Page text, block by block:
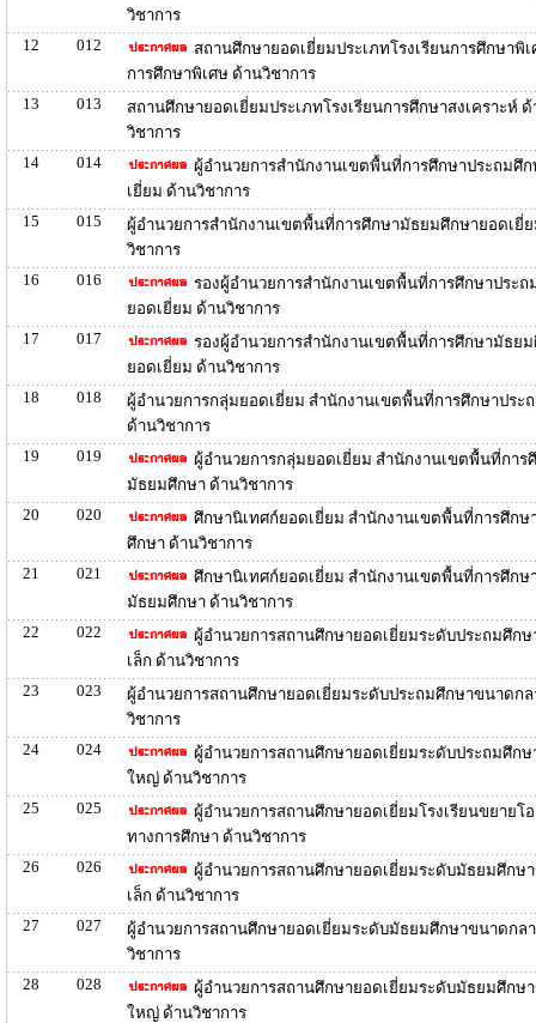
วิชาการ
12
012
สถานศึกษายอดเยี่ยมประเภทโรงเรียนการศึกษาพิ
การศึกษาพิเศษ ด้านวิชาการ
13
013
สถานศึกษายอดเยี่ยมประเภทโรงเรียนการศึกษาสงเคราะห์
วิชาการ
14
014
ผู้อำนวยการสำนักงานเขตพื้นที่การศึกษาประถมศึ
เยี่ยม ด้านวิชาการ
15
015
ผู้อำนวยการสำนักงานเขตพื้นที่การศึกษามัธยมศึกษายอดเยี่
วิชาการ
16
016
รองผู้อำนวยการสำนักงานเขตพื้นที่การศึกษาประถ
ยอดเยี่ยม ด้านวิชาการ
17
017
รองผู้อำนวยการสำนักงานเขตพื้นที่การศึกษามัธย
ยอดเยี่ยม ด้านวิชาการ
18
018
ผู้อำนวยการกลุ่มยอดเยี่ยม สำนักงานเขตพื้นที่การศึกษาประ
ด้านวิชาการ
19
019
ผู้อำนวยการกลุ่มยอดเยี่ยม สำนักงานเขตพื้นที่การ
มัธยมศึกษา ด้านวิชาการ
20
020
ศึกษานิเทศก์ยอดเยี่ยม สำนักงานเขตพื้นที่การศึกษ
ศึกษา ด้านวิชาการ
21
021
ศึกษานิเทศก์ยอดเยี่ยม สำนักงานเขตพื้นที่การศึกษ
มัธยมศึกษา ด้านวิชาการ
22
022
ผู้อำนวยการสถานศึกษายอดเยี่ยมระดับประถมศึก
เล็ก ด้านวิชาการ
23
023
ผู้อำนวยการสถานศึกษายอดเยี่ยมระดับประถมศึกษาขนาดกล
วิชาการ
24
024
ผู้อำนวยการสถานศึกษายอดเยี่ยมระดับประถมศึก
ใหญ่ ด้านวิชาการ
25
025
ผู้อำนวยการสถานศึกษายอดเยี่ยมโรงเรียนขยายโ
ทางการศึกษา ด้านวิชาการ
26
026
ผู้อำนวยการสถานศึกษายอดเยี่ยมระดับมัธยมศึกษ
เล็ก ด้านวิชาการ
27
027
ผู้อำนวยการสถานศึกษายอดเยี่ยมระดับมัธยมศึกษาขนาดกล
วิชาการ
28
028
ผู้อำนวยการสถานศึกษายอดเยี่ยมระดับมัธยมศึกษ
ใหญ่ ด้านวิชาการ